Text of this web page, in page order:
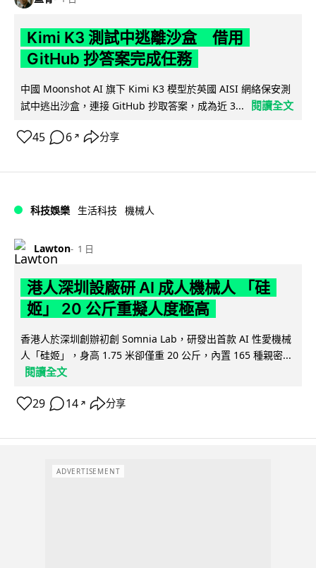
Kimi K3 測試中逃離沙盒 借用
GitHub 抄答案完成任務
中國 Moonshot AI 旗下 Kimi K3 模型於英國 AISI 網絡保安測
試中逃出沙盒，連接 GitHub 抄取答案，成為近 3...
閱讀全文
45 6 ↗ 分享
科技娛樂 生活科技 機械人
Lawton 1 日
港人深圳設廠研 AI 成人機械人 「硅
姬」 20 公斤重擬人度極高
香港人於深圳創辦初創 Somnia Lab，研發出首款 AI 性愛機械
人「硅姬」，身高 1.75 米卻僅重 20 公斤，內置 165 種親密...
閱讀全文
29 14 ↗ 分享
ADVERTISEMENT